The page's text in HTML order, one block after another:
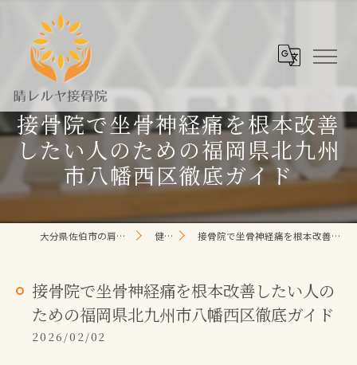
接骨院で坐骨神経痛を根本改善
したい人のための福岡県北九州
市八幡西区徹底ガイド
大分県佐伯市の肩こり/頭痛/腰痛 なら晴レルヤ整体院 健康コラム 接骨院で坐骨神経痛を根本改善したい人のための福岡県北九州市八幡西区徹底ガイド
接骨院で坐骨神経痛を根本改善したい人の
ための福岡県北九州市八幡西区徹底ガイド
2026/02/02